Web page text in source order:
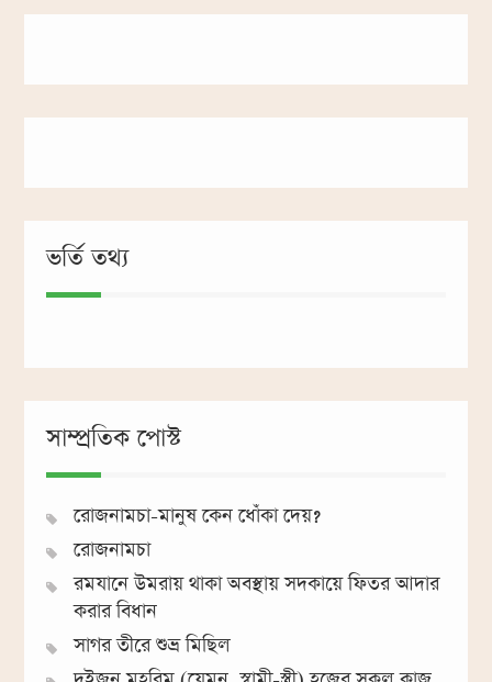
ভর্তি তথ্য
সাম্প্রতিক পোস্ট
রোজনামচা-মানুষ কেন ধোঁকা দেয়?
রোজনামচা
রমযানে উমরায় থাকা অবস্থায় সদকায়ে ফিতর আদার
করার বিধান
সাগর তীরে শুভ্র মিছিল